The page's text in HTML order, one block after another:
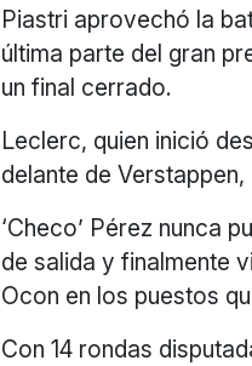
Piastri aprovechó la
última parte del gran
un final cerrado.
Leclerc, quien inició
delante de
‘Checo’ Pérez nunca
de salida y finalmente
Ocon en los puestos
Con 14 rondas